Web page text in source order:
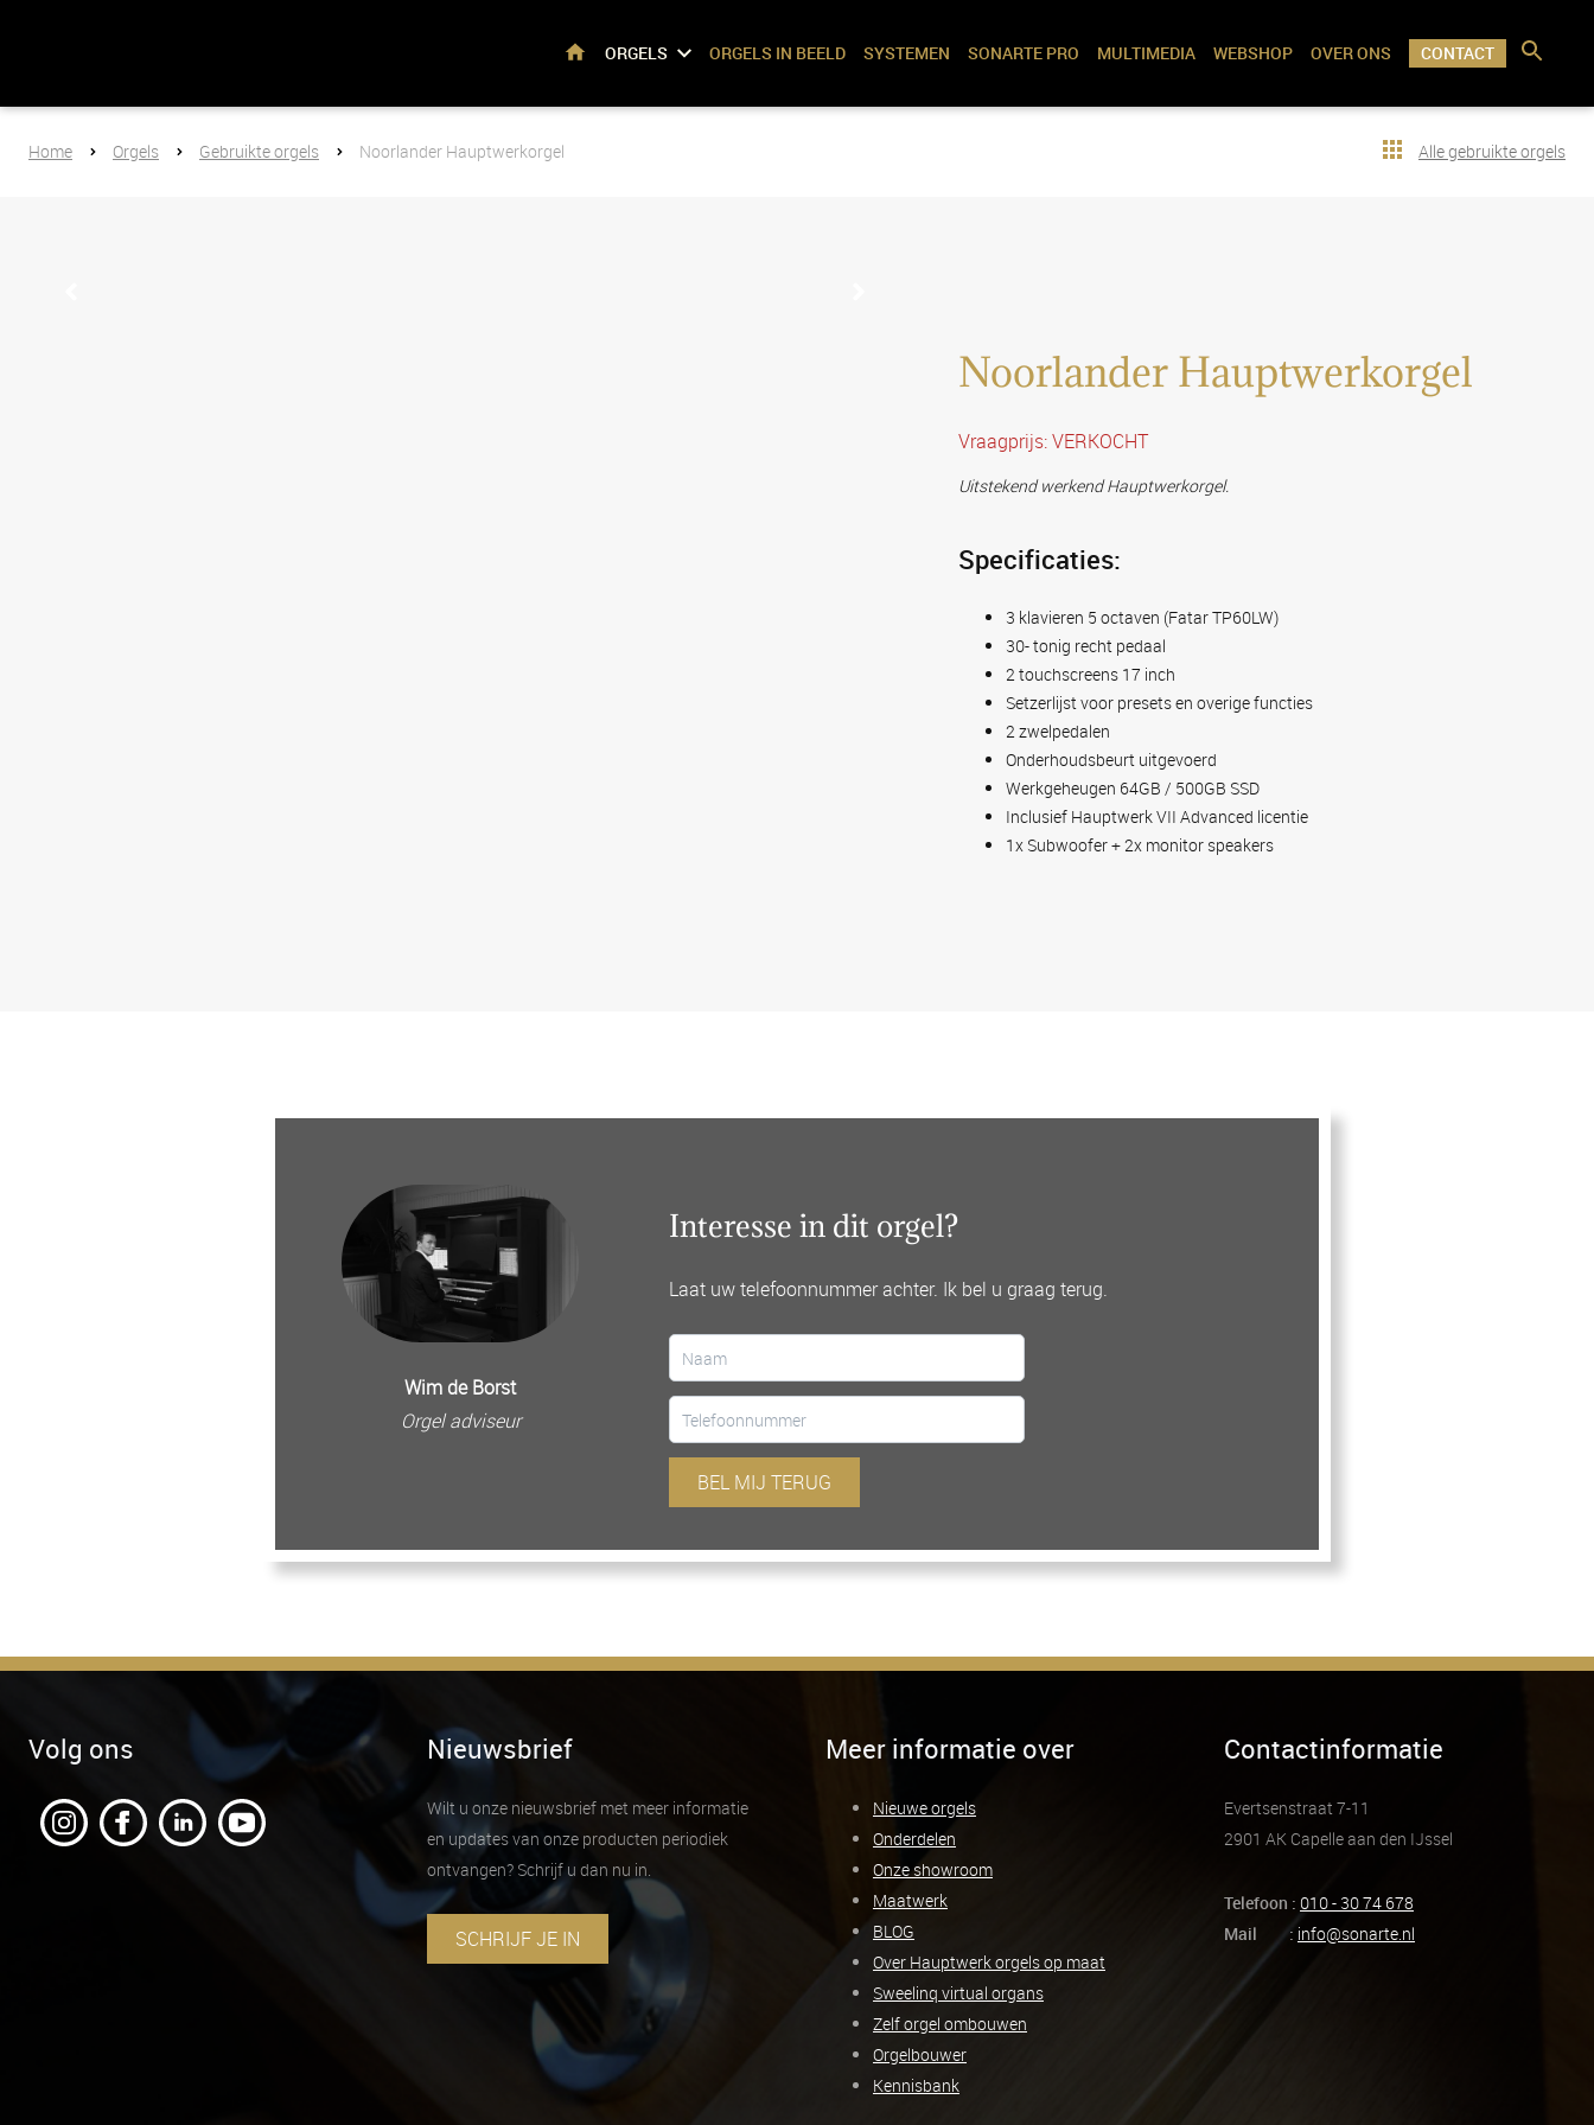
HOME
ORGELS ORGELS IN BEELD SYSTEMEN SONARTE PRO MULTIMEDIA WEBSHOP OVER ONS CONTACT
Home Orgels Gebruikte orgels Noorlander Hauptwerkorgel Alle gebruikte orgels
Noorlander Hauptwerkorgel
Vraagprijs: VERKOCHT
Uitstekend werkend Hauptwerkorgel.
Specificaties:
3 klavieren 5 octaven (Fatar TP60LW)
30- tonig recht pedaal
2 touchscreens 17 inch
Setzerlijst voor presets en overige functies
2 zwelpedalen
Onderhoudsbeurt uitgevoerd
Werkgeheugen 64GB / 500GB SSD
Inclusief Hauptwerk VII Advanced licentie
1x Subwoofer + 2x monitor speakers
Wim de Borst
Orgel adviseur
Interesse in dit orgel?
Laat uw telefoonnummer achter. Ik bel u graag terug.
BEL MIJ TERUG
Volg ons Nieuwsbrief
Wilt u onze nieuwsbrief met meer informatie
en updates van onze producten periodiek
ontvangen? Schrijf u dan nu in.
SCHRIJF JE IN
Meer informatie over
Nieuwe orgels
Onderdelen
Onze showroom
Maatwerk
BLOG
Over Hauptwerk orgels op maat
Sweelinq virtual organs
Zelf orgel ombouwen
Orgelbouwer
Kennisbank
Contactinformatie
Evertsenstraat 7-11
2901 AK Capelle aan den IJssel
Telefoon : 010 - 30 74 678
Mail : info@sonarte.nl